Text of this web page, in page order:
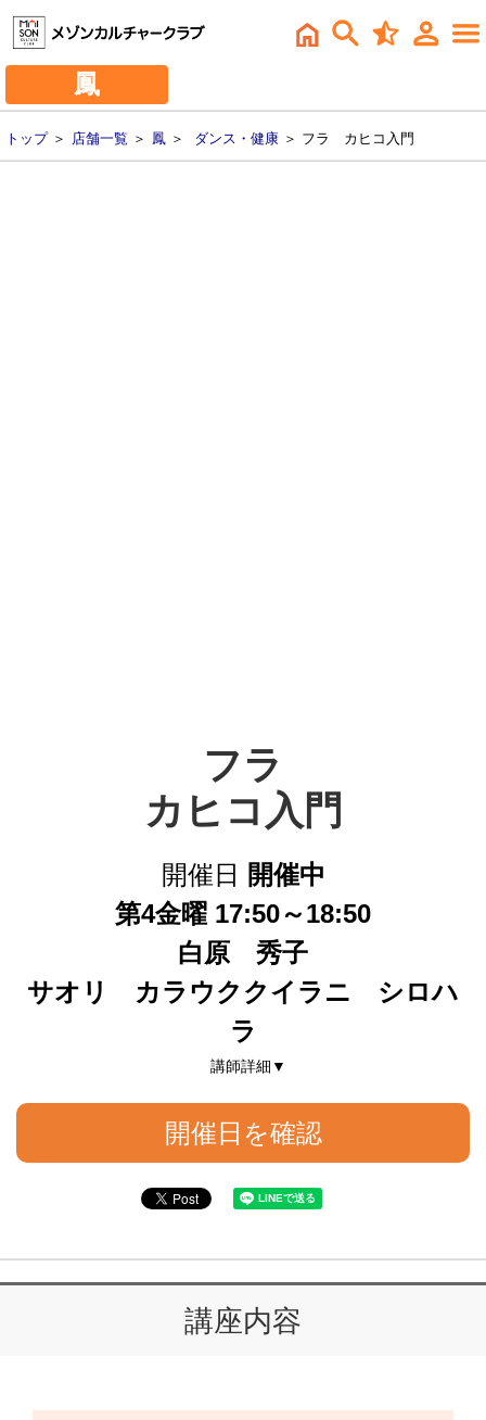
鳳
トップ＞ 店舗一覧 ＞ 鳳 ＞ ダンス・健康 ＞ フラ カヒコ入門
フラ
カヒコ入門
開催日
開催中
第4金曜 17:50～18:50
白原 秀子
サオリ カラウククイラニ シロハ
ラ
講師詳細▼
開催日を確認
講座内容